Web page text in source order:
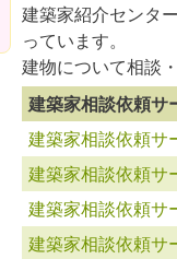
建築家紹介センタ
っています。
建物について相談
建築家相談依頼サ
建築家相談依頼サ
建築家相談依頼サ
建築家相談依頼サ
建築家相談依頼サ